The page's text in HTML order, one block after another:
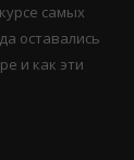
самых
оставались
и как эти